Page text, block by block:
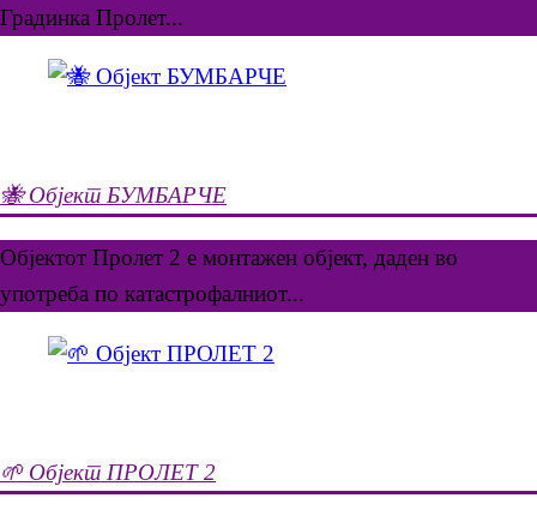
Градинка Пролет...
🐝 Објект БУМБАРЧЕ
Објектот Пролет 2 е монтажен објект, даден во
употреба по катастрофалниот...
🌱 Објект ПРОЛЕТ 2